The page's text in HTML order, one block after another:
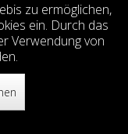
zu ermöglichen,
ein. Durch das
Verwendung von